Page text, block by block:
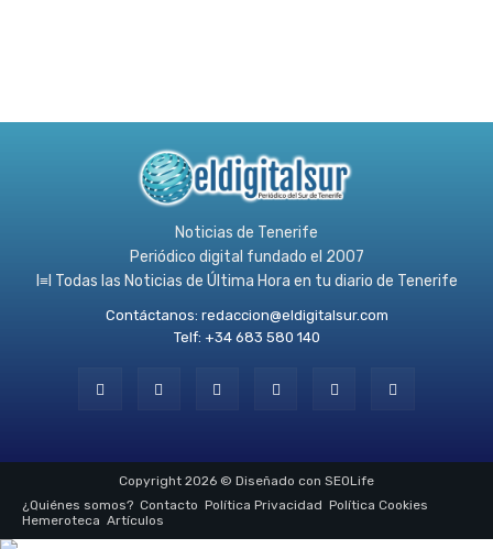
Noticias de Tenerife
Periódico digital fundado el 2007
l≡l Todas las Noticias de Última Hora en tu diario de Tenerife
Contáctanos: redaccion@eldigitalsur.com
Telf: +34 683 580 140
Copyright 2026 © Diseñado con SEOLife
¿Quiénes somos? Contacto Política Privacidad Política Cookies
Hemeroteca Artículos